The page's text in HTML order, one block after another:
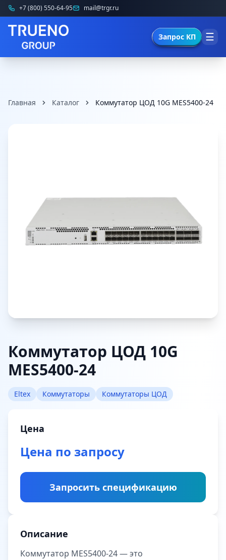
+7 (800) 550-64-95 mail@trgr.ru
Запрос КП ☰
Главная Каталог Коммутатор ЦОД 10G MES5400-24
Коммутатор ЦОД 10G
MES5400-24
Eltex Коммутаторы Коммутаторы ЦОД
Цена
Цена по запросу
Запросить спецификацию
Описание
Коммутатор MES5400-24 — это